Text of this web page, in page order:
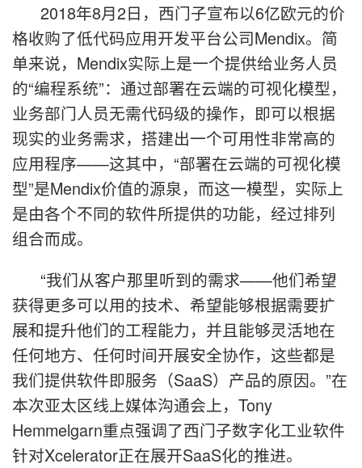
2018年8月2日，西门子宣布以6亿欧元的价
格收购了低代码应用开发平台公司Mendix。简
单来说，Mendix实际上是一个提供给业务人员
的“编程系统”：通过部署在云端的可视化模型，
业务部门人员无需代码级的操作，即可以根据
现实的业务需求，搭建出一个可用性非常高的
应用程序——这其中，“部署在云端的可视化模
型”是Mendix价值的源泉，而这一模型，实际上
是由各个不同的软件所提供的功能，经过排列
组合而成。
“我们从客户那里听到的需求——他们希望
获得更多可以用的技术、希望能够根据需要扩
展和提升他们的工程能力，并且能够灵活地在
任何地方、任何时间开展安全协作，这些都是
我们提供软件即服务（SaaS）产品的原因。”在
本次亚太区线上媒体沟通会上，Tony
Hemmelgarn重点强调了西门子数字化工业软件
针对Xcelerator正在展开SaaS化的推进。